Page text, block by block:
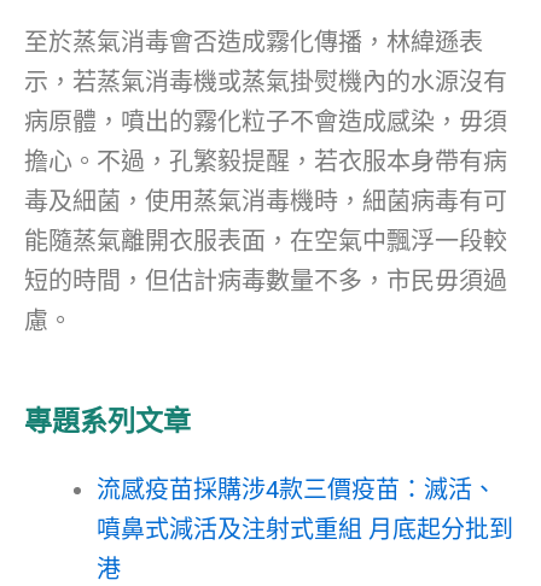
至於蒸氣消毒會否造成霧化傳播，林緯遜表
示，若蒸氣消毒機或蒸氣掛熨機內的水源沒有
病原體，噴出的霧化粒子不會造成感染，毋須
擔心。不過，孔繁毅提醒，若衣服本身帶有病
毒及細菌，使用蒸氣消毒機時，細菌病毒有可
能隨蒸氣離開衣服表面，在空氣中飄浮一段較
短的時間，但估計病毒數量不多，市民毋須過
慮。
專題系列文章
流感疫苗採購涉4款三價疫苗：滅活、
噴鼻式減活及注射式重組 月底起分批到
港